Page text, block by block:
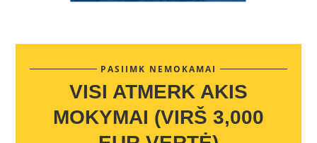
PASIIMK NEMOKAMAI
VISI ATMERK AKIS
MOKYMAI (VIRŠ 3,000